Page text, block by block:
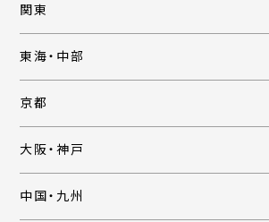
関東
東海・中部
京都
大阪・神戸
中国・九州